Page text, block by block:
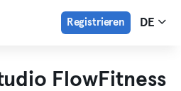
Registrieren DE
FlowFitness